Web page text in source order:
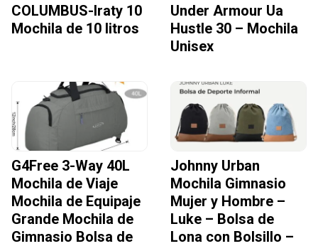
COLUMBUS-Iraty 10
Mochila de 10 litros
Under Armour Ua
Hustle 30 – Mochila
Unisex
G4Free 3-Way 40L
Mochila de Viaje
Mochila de Equipaje
Grande Mochila de
Gimnasio Bolsa de
Johnny Urban
Mochila Gimnasio
Mujer y Hombre –
Luke – Bolsa de
Lona con Bolsillo –